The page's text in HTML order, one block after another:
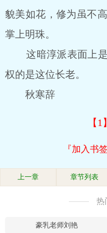
貌美如花，修为虽不
掌上明珠。
这暗淳派表面上是
权的是这位长老。
秋寒辞
【1】
『加入书
上一章 章节列表
热
豪乳老师刘艳